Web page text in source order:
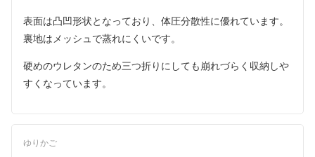
表面は凸凹形状となっており、体圧分散性に優れています。
裏地はメッシュで蒸れにくいです。
硬めのウレタンのため三つ折りにしても崩れづらく収納しや
すくなっています。
ゆりかご